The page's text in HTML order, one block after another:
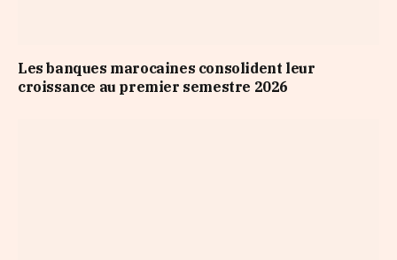
Les banques marocaines consolident leur
croissance au premier semestre 2026